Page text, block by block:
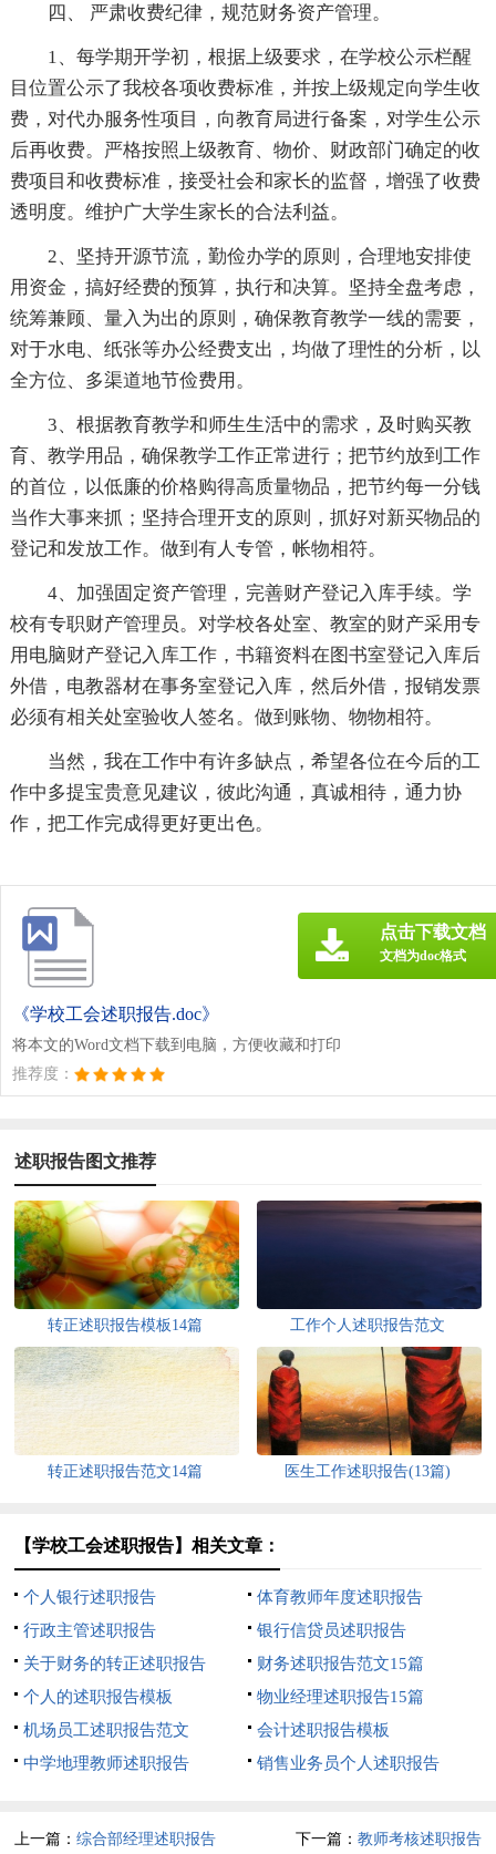
四、 严肃收费纪律，规范财务资产管理。
1、每学期开学初，根据上级要求，在学校公示栏醒
目位置公示了我校各项收费标准，并按上级规定向学生收
费，对代办服务性项目，向教育局进行备案，对学生公示
后再收费。严格按照上级教育、物价、财政部门确定的收
费项目和收费标准，接受社会和家长的监督，增强了收费
透明度。维护广大学生家长的合法利益。
2、坚持开源节流，勤俭办学的原则，合理地安排使
用资金，搞好经费的预算，执行和决算。坚持全盘考虑，
统筹兼顾、量入为出的原则，确保教育教学一线的需要，
对于水电、纸张等办公经费支出，均做了理性的分析，以
全方位、多渠道地节俭费用。
3、根据教育教学和师生生活中的需求，及时购买教
育、教学用品，确保教学工作正常进行；把节约放到工作
的首位，以低廉的价格购得高质量物品，把节约每一分钱
当作大事来抓；坚持合理开支的原则，抓好对新买物品的
登记和发放工作。做到有人专管，帐物相符。
4、加强固定资产管理，完善财产登记入库手续。学
校有专职财产管理员。对学校各处室、教室的财产采用专
用电脑财产登记入库工作，书籍资料在图书室登记入库后
外借，电教器材在事务室登记入库，然后外借，报销发票
必须有相关处室验收人签名。做到账物、物物相符。
当然，我在工作中有许多缺点，希望各位在今后的工
作中多提宝贵意见建议，彼此沟通，真诚相待，通力协
作，把工作完成得更好更出色。
《学校工会述职报告.doc》
将本文的Word文档下载到电脑，方便收藏和打印
推荐度：
点击下载文档
文档为doc格式
述职报告图文推荐
转正述职报告模板14篇 工作个人述职报告范文
转正述职报告范文14篇 医生工作述职报告(13篇)
【学校工会述职报告】相关文章：
个人银行述职报告
体育教师年度述职报告
行政主管述职报告
银行信贷员述职报告
关于财务的转正述职报告
财务述职报告范文15篇
个人的述职报告模板
物业经理述职报告15篇
机场员工述职报告范文
会计述职报告模板
中学地理教师述职报告
销售业务员个人述职报告
上一篇：综合部经理述职报告 下一篇： 教师考核述职报告